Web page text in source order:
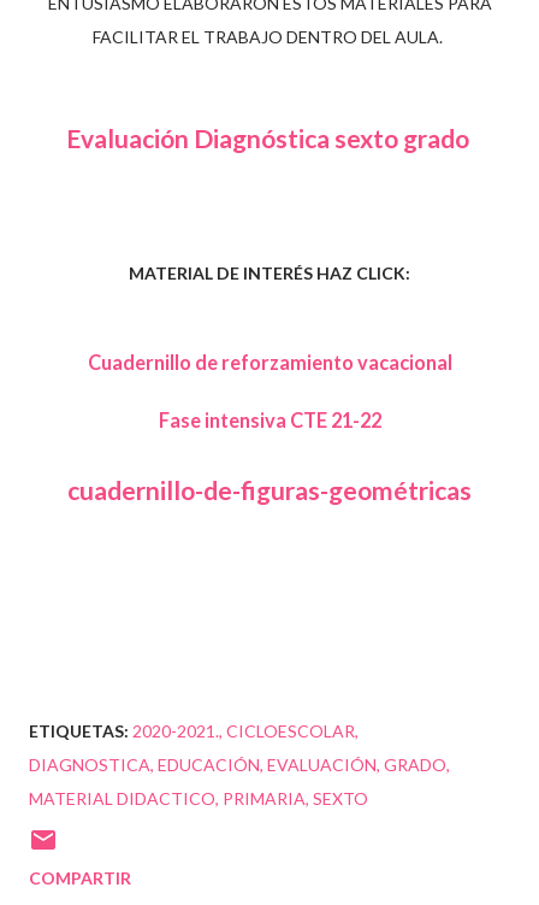
FACILITAR EL TRABAJO DENTRO DEL AULA.
Evaluación Diagnóstica sexto grado
MATERIAL DE INTERÉS HAZ CLICK:
Cuadernillo de reforzamiento vacacional
Fase intensiva CTE 21-22
cuadernillo-de-figuras-geométricas
ETIQUETAS: 2020-2021. CICLOESCOLAR
DIAGNOSTICA EDUCACIÓN EVALUACIÓN GRADO
MATERIAL DIDACTICO PRIMARIA SEXTO
COMPARTIR